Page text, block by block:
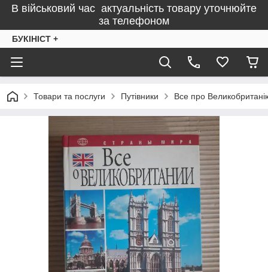
В військовий час актуальність товару уточнюйте
за телефоном
БУКІНІСТ +
Товари та послуги Путівники Все про